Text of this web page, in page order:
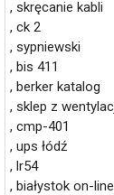
, skręcanie kabli
, ck 2
, sypniewski
, bis 411
, berker katalog
, sklep z
, cmp-401
, ups łódź
, lr54
, białystok on-line